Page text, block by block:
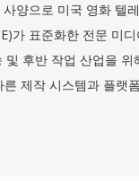
양으로 미국 영화 텔
가 표준화한 전문 미
및 후반 작업 산업을 위
른 제작 시스템과 플랫
부한 설명적 메타데이